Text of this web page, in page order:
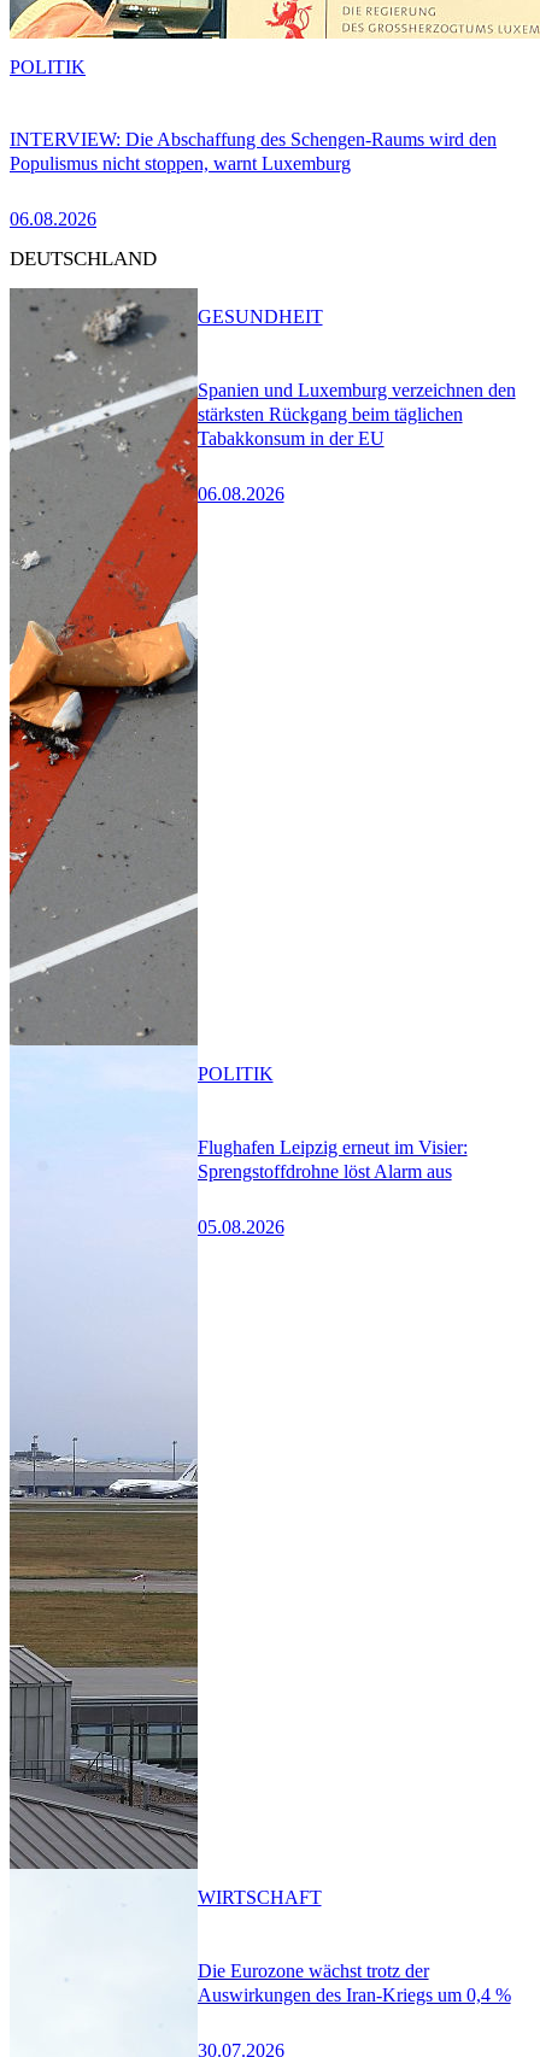
INTERVIEW: Die Abschaffung des Schengen-Raums wird den
Populismus nicht stoppen, warnt Luxemburg
06.08.2026
POLITIK
DEUTSCHLAND
Spanien und Luxemburg verzeichnen den
stärksten Rückgang beim täglichen
Tabakkonsum in der EU
06.08.2026
GESUNDHEIT
Flughafen Leipzig erneut im Visier:
Sprengstoffdrohne löst Alarm aus
05.08.2026
POLITIK
Die Eurozone wächst trotz der
Auswirkungen des Iran-Kriegs um 0,4 %
30.07.2026
WIRTSCHAFT